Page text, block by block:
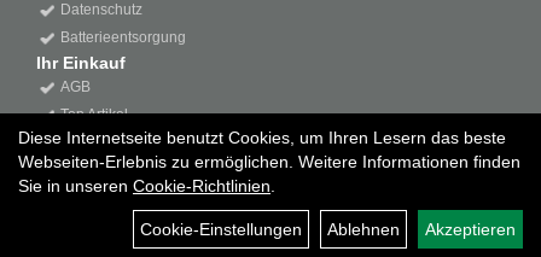
Datenschutz
Batterieentsorgung
Ihr Einkauf
AGB
Top Artikel
Diese Internetseite benutzt Cookies, um Ihren Lesern das beste
Webseiten-Erlebnis zu ermöglichen. Weitere Informationen finden
Sie in unseren Cookie-Richtlinien
Cookie-Einstellungen Ablehnen Akzeptieren